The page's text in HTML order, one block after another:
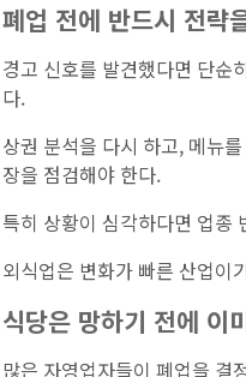
폐업 전에 반드시 전략
경고 신호를 발견했다면 단순
다.
상권 분석을 다시 하고, 메뉴
장을 점검해야 한다.
특히 상황이 심각하다면 업종
외식업은 변화가 빠른 산업이
식당은 망하기 전에 이
많은 자영업자들이 폐업을 결